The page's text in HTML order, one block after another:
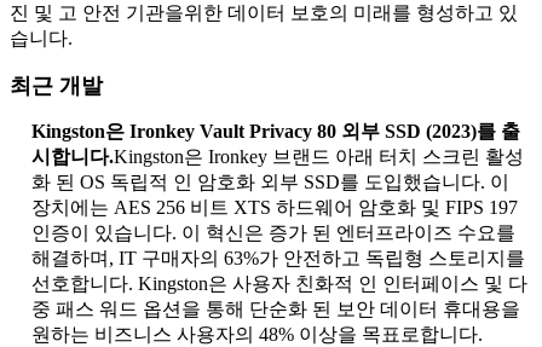
진 및 고 안전 기관을위한 데이터 보호의 미래를 형성하고 있
습니다.
최근 개발
Kingston은 Ironkey Vault Privacy 80 외부 SSD (2023)를 출
시합니다.Kingston은 Ironkey 브랜드 아래 터치 스크린 활성
화 된 OS 독립적 인 암호화 외부 SSD를 도입했습니다. 이
장치에는 AES 256 비트 XTS 하드웨어 암호화 및 FIPS 197
인증이 있습니다. 이 혁신은 증가 된 엔터프라이즈 수요를
해결하며, IT 구매자의 63%가 안전하고 독립형 스토리지를
선호합니다. Kingston은 사용자 친화적 인 인터페이스 및 다
중 패스 워드 옵션을 통해 단순화 된 보안 데이터 휴대용을
원하는 비즈니스 사용자의 48% 이상을 목표로합니다.